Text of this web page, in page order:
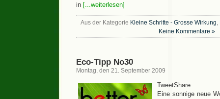
in [...weiterlesen]
Aus der Kategorie Kleine Schritte - Grosse Wirkung,
Keine Kommentare »
Eco-Tipp No30
Montag, den 21. September 2009
TweetShare
Eine sonnige neue